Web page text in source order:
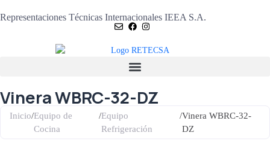
Representaciones Técnicas Internacionales IEEA S.A.
Vinera WBRC-32-DZ
Inicio/Equipo de
Cocina
/Equipo
Refrigeración
/Vinera WBRC-32-
DZ